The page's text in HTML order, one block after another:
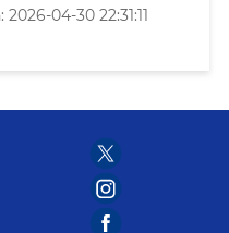
04-30 22:31:11